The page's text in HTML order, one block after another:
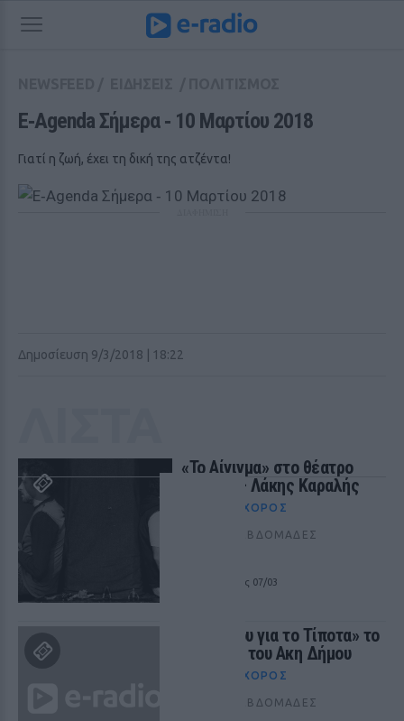
E‑Agenda Σήμερα ‑ 10 Μαρτίου 2018
Γιατί η ζωή, έχει τη δική της ατζέντα!
Δημοσίευση 9/3/2018 | 18:22
«Το Αίνιγμα» στο θέατρο
Βαφείο – Λάκης Καραλής
ΘΈΑΤΡΟ+ΧΟΡΌΣ
ΠΡΙΝ 442 ΕΒΔΟΜΆΔΕΣ
από 14/02 έως 07/03
«Μαζί σου για το Τίποτα» το
νέο έργο του Ακη Δήμου
ΘΈΑΤΡΟ+ΧΟΡΌΣ
ΠΡΙΝ 442 ΕΒΔΟΜΆΔΕΣ